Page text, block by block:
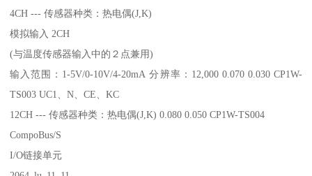
4CH --- 传感器种类：热电偶(J,K)
模拟输入 2CH
(与温度传感器输入中的２点兼用)
输入范围：1-5V/0-10V/4-20mA 分辨率：12,000 0.070 0.030 CP1W-
TS003 UC1、N、CE、KC
12CH --- 传感器种类：热电偶(J,K) 0.080 0.050 CP1W-TS004
CompoBus/S
I/O链接单元